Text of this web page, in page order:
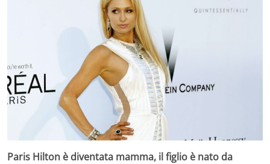
Paris Hilton è diventata mamma, il figlio è nato da